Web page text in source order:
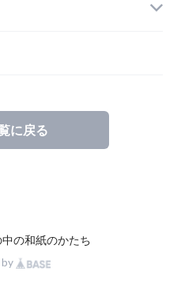
に戻る
の和紙のかたち
by